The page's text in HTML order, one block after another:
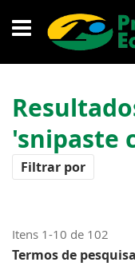
para
o
'snipaste
Itens 1-10 de 102
Termos de
Filtrar por